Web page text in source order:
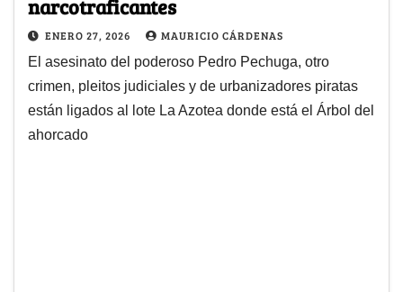
narcotraficantes
ENERO 27, 2026 MAURICIO CÁRDENAS
El asesinato del poderoso Pedro Pechuga, otro
crimen, pleitos judiciales y de urbanizadores piratas
están ligados al lote La Azotea donde está el Árbol del
ahorcado